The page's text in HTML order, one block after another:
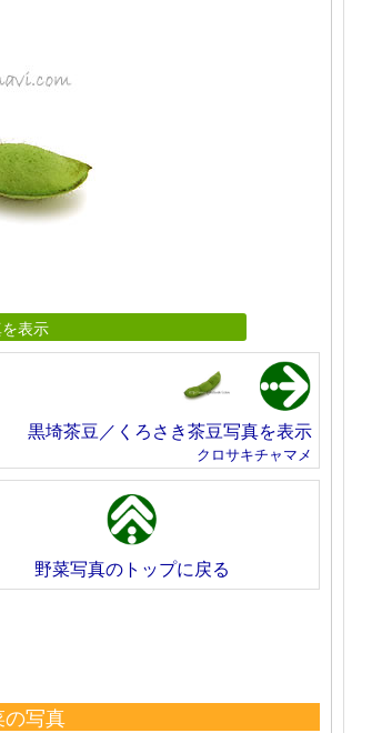
表示
黒埼茶豆／くろさき茶豆写真を表示
クロサキチャマメ
野菜写真のトップに戻る
写真